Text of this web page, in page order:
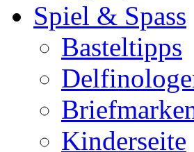
Spiel & Spass
Basteltipps
Kinderseite